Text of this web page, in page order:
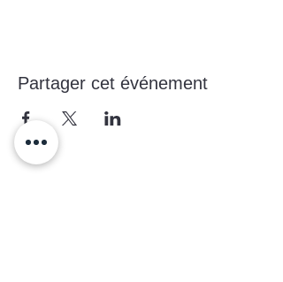
Partager cet événement